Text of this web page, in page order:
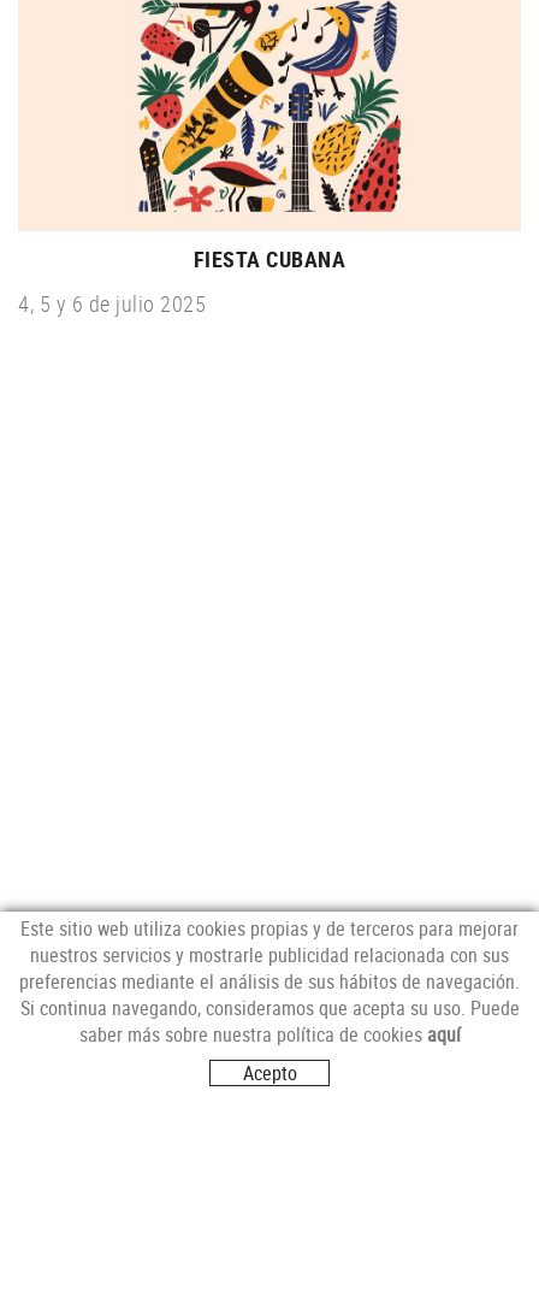
FIESTA CUBANA
4, 5 y 6 de julio 2025
NEWSLETTER
Este sitio web utiliza cookies propias y de terceros para mejorar
nuestros servicios y mostrarle publicidad relacionada con sus
preferencias mediante el análisis de sus hábitos de navegación.
Si continua navegando, consideramos que acepta su uso. Puede
saber más sobre nuestra política de cookies aquí
Acepto